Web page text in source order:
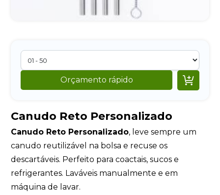
Orçamento rápido 
Canudo Reto Personalizado
Canudo Reto Personalizado, leve sempre um
canudo reutilizável na bolsa e recuse os
descartáveis. Perfeito para coactais, sucos e
refrigerantes. Laváveis manualmente e em
máquina de lavar.